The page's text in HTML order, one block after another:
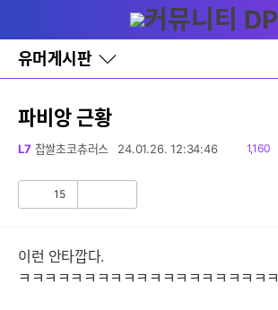
와
홈
유머게시판
바
로
기
레
이
어
파비앙 근황
L7 찹쌀초코츄러스 24.01.26. 12:34:46
읽
1,160
15
이런 안타깝다.
ㅋㅋㅋㅋㅋㅋㅋㅋㅋㅋㅋㅋㅋㅋㅋㅋㅋㅋㅋㅋ